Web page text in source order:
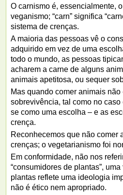
O carnismo é, essencialmente,
veganismo; “carn” significa
sistema de crenças.
A maioria das pessoas vê o
adquirido em vez de uma
todo o mundo, as pessoas
acharem a carne de alguns
animais apetitosa, ou sequer
Mas quando comer animais
sobrevivência, tal como no
se como uma escolha – e as
crença.
Reconhecemos que não comer
crenças; o vegetarianismo foi
Em conformidade, não nos
“consumidores de plantas”,
plantas reflete uma ideologia
não é ético nem apropriado.